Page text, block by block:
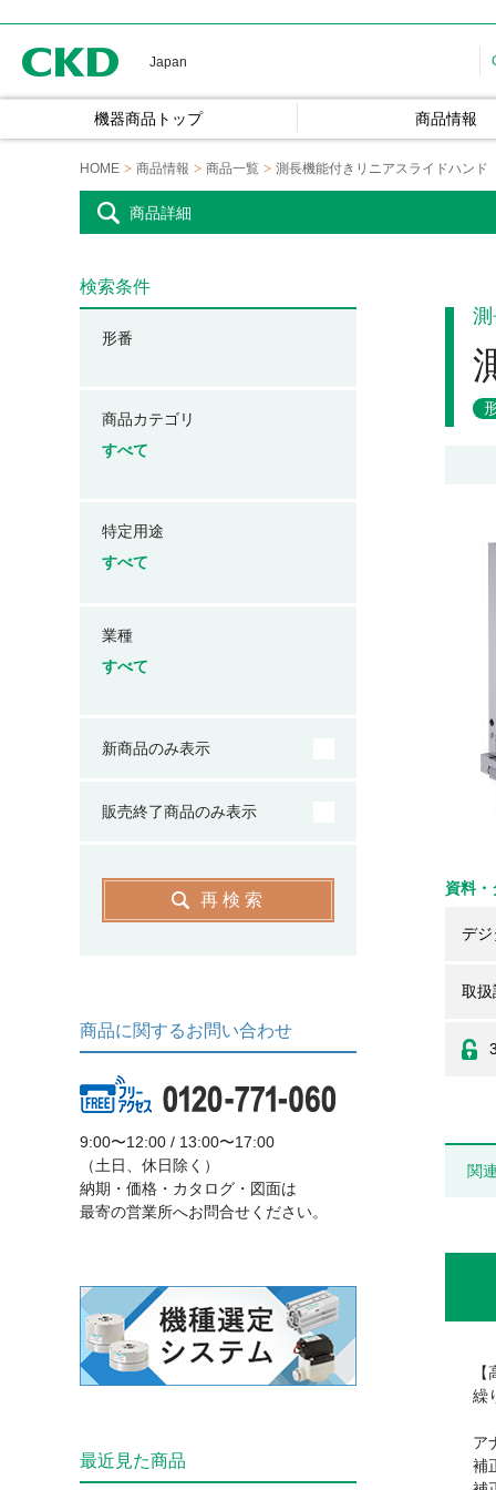
Japan
機器商品トップ 商品情報
HOME 商品情報 商品一覧 測長機能付きリニアスライドハンド
商品詳細
資料・
デジ
取扱
関
繰
ア
補
検索条件
形番
商品カテゴリ
すべて
特定用途
すべて
業種
すべて
新商品のみ表示
販売終了商品のみ表示
再検索
商品に関するお問い合わせ
9:00〜12:00 / 13:00〜17:00
（土日、休日除く）
納期・価格・カタログ・図面は
最寄の営業所へお問合せください。
最近見た商品